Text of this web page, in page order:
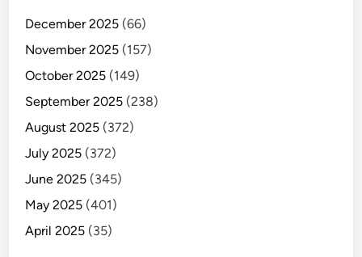
December 2025 (66)
November 2025 (157)
October 2025 (149)
September 2025 (238)
August 2025 (372)
July 2025 (372)
June 2025 (345)
May 2025 (401)
April 2025 (35)